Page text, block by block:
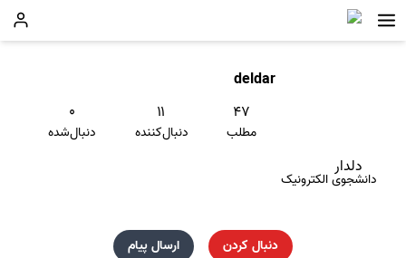
deldar
۴۷
مطلب
۱۱
دنبال‌کننده
۰
دنبال‌شده
دلدار
دانشجوی الکترونیک
دنبال کردن ارسال پیام